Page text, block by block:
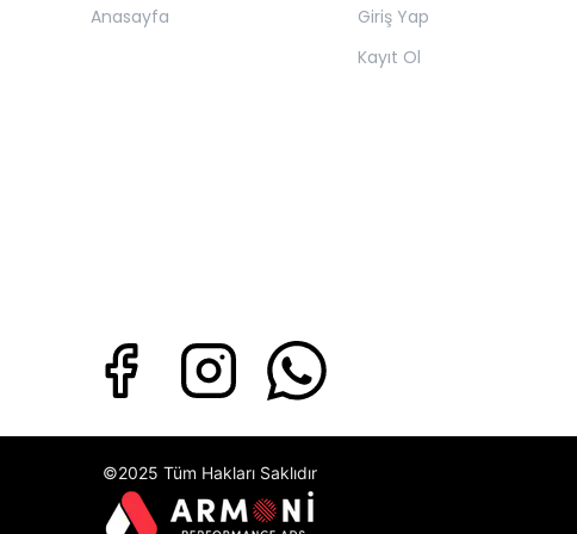
Anasayfa
Giriş Yap
Kayıt Ol
©2025 Tüm Hakları Saklıdır